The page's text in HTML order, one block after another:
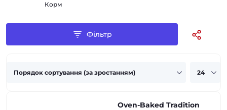
Корм
Фільтр
Oven-Baked Tradition